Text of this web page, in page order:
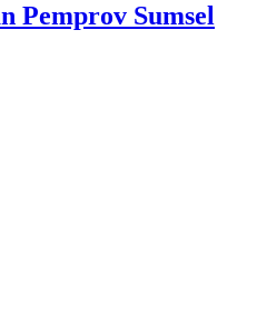
Pemprov Sumsel